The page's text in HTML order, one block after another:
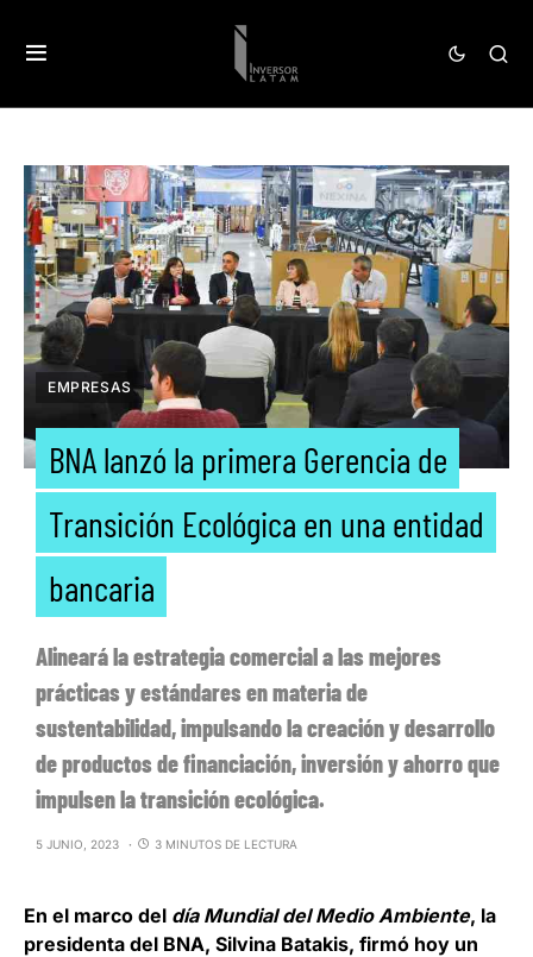
EMPRESAS
BNA lanzó la primera Gerencia de
Transición Ecológica en una entidad
bancaria
Alineará la estrategia comercial a las mejores
prácticas y estándares en materia de
sustentabilidad, impulsando la creación y desarrollo
de productos de financiación, inversión y ahorro que
impulsen la transición ecológica.
5 JUNIO, 2023 3 MINUTOS DE LECTURA
En el marco del día Mundial del Medio Ambiente, la
presidenta del BNA, Silvina Batakis, firmó hoy un